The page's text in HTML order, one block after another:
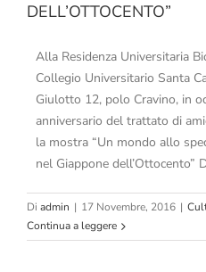
DELL’OTTOCENTO”
Alla Residenza Universitaria
Collegio Universitario Santa
Giulotto 12, polo Cravino, in
anniversario del trattato di
la mostra “Un mondo allo
nel Giappone dell’Ottocento”
Di admin | 17 Novembre, 2016 |
Continua a leggere